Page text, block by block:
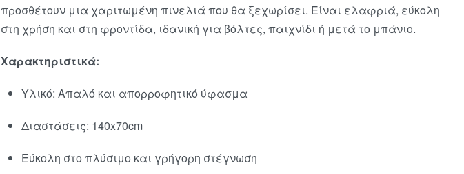
προσθέτουν μια χαριτωμένη πινελιά που θα ξεχωρίσει. Είναι ελαφριά, εύκολη
στη χρήση και στη φροντίδα, ιδανική για βόλτες, παιχνίδι ή μετά το μπάνιο.
Χαρακτηριστικά:
Υλικό: Απαλό και απορροφητικό ύφασμα
Διαστάσεις: 140x70cm
Εύκολη στο πλύσιμο και γρήγορη στέγνωση